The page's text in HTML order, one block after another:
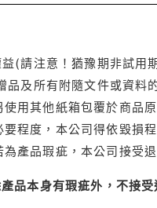
(請注意！猶豫期非試用
及所有附隨文件或資料
用其他紙箱包覆於商品
程度，本公司得依毀損
產品瑕疵，本公司接受退
品本身有瑕疵外，不接受